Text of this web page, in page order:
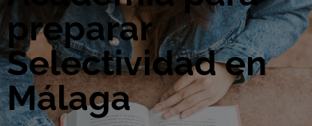
preparar
Selectividad en
Málaga